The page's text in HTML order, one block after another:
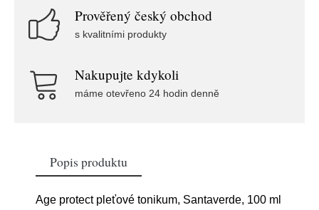
Prověřený český obchod
s kvalitními produkty
Nakupujte kdykoli
máme otevřeno 24 hodin denně
Popis produktu
Age protect pleťové tonikum, Santaverde, 100 ml